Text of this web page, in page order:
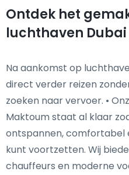
Ontdek het
luchthaven
Na aankomst op
direct verder reizen
zoeken naar vervoer. •
Maktoum staat al klaar
ontspannen, comfortabel
kunt voortzetten. Wij
chauffeurs en moderne